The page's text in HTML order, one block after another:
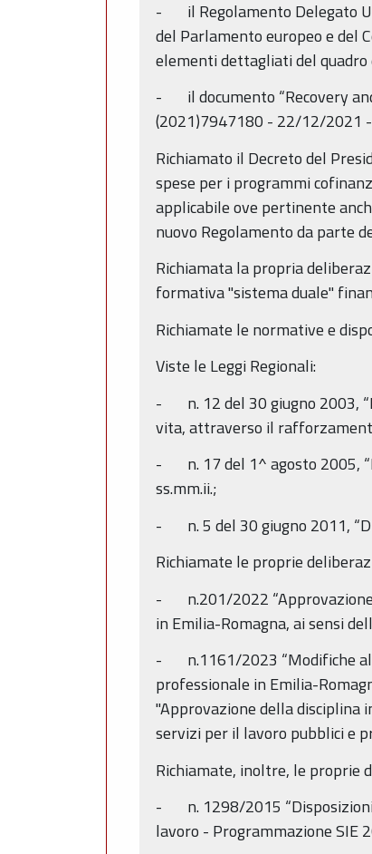
- il Regolamento Delegato
del Parlamento europeo e del
elementi dettagliati del
- il documento “Recovery
(2021)7947180 - 22/12/2021
Richiamato il Decreto del
spese per i programmi
applicabile ove pertinente
nuovo Regolamento da parte
Richiamata la propria
formativa "sistema duale"
Richiamate le normative e
Viste le Leggi Regionali:
- n. 12 del 30 giugno 2003,
vita, attraverso il
- n. 17 del 1^ agosto 2005,
ss.mm.ii.;
- n. 5 del 30 giugno 2011,
Richiamate le proprie
- n.201/2022 “Approvazione
in Emilia-Romagna, ai sensi
- n.1161/2023 “Modifiche
professionale in Emilia-
"Approvazione della disciplina
servizi per il lavoro pubblici e
Richiamate, inoltre, le proprie
- n. 1298/2015 “Disposizioni
lavoro - Programmazione SIE